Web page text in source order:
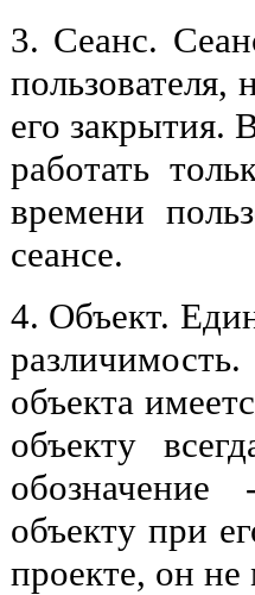
3. Сеанс.
пользователя,
его закрытия.
работать
времени
сеансе.
4. Объект.
объекта
объекту
обозначение
объекту при
проекте, он